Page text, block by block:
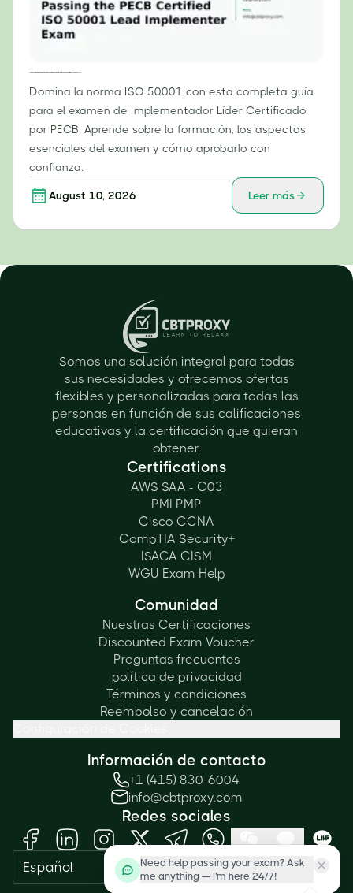
Domina la norma ISO 50001 con esta completa guía
para el examen de Implementador Líder Certificado
por PECB. Aprende sobre la formación, los aspectos
esenciales del examen y cómo aprobarlo con
confianza.
August 10, 2026 Leer más
Somos una solución integral para todas
sus necesidades y ofrecemos ofertas
flexibles y personalizadas para todas las
personas en función de sus calificaciones
educativas y la certificación que quieran
obtener.
Certifications
AWS SAA - C03
PMI PMP
Cisco CCNA
CompTIA Security+
ISACA CISM
WGU Exam Help
Comunidad
Nuestras Certificaciones
Discounted Exam Voucher
Preguntas frecuentes
política de privacidad
Términos y condiciones
Reembolso y cancelación
Información de contacto
+1 (415) 830-6004
info@cbtproxy.com
Redes sociales
Español
Need help passing your exam? Ask
me anything — I'm here 24/7!